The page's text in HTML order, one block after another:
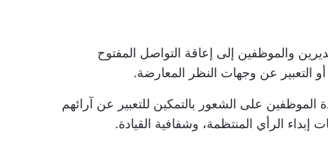
والموظفين إلى إعاقة التواصل المفتوح
التعبير عن وجهات النظر المعارضة.
على الشعور بالتمكين للتعبير عن آرائهم
الرأي المنتظمة، وشفافية القيادة.